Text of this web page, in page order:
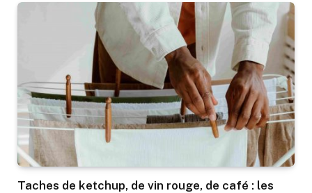
Taches de ketchup, de vin rouge, de café : les